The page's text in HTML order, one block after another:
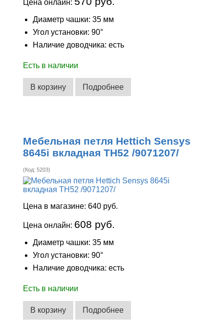
Цена онлайн:
Диаметр чашки: 35 мм
Угол установки: 90°
Наличие доводчика: есть
Есть в наличии
В корзину Подробнее
Мебельная петля Hettich Sensys
8645i вкладная ТН52 /9071207/
(Код:5203)
Цена в магазине:640 руб.
Цена онлайн: 608 руб.
Диаметр чашки: 35 мм
Угол установки: 90°
Наличие доводчика: есть
Есть в наличии
В корзину Подробнее